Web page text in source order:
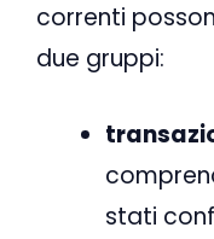
correnti
due gruppi:
stati